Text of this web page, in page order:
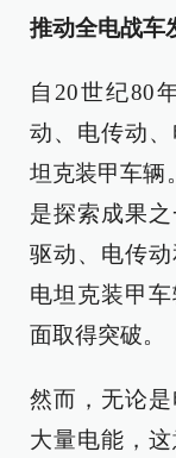
推动全电战车
自20世纪80
动、电传动
坦克装甲车辆
是探索成果
驱动、电传
电坦克装甲
面取得突破。
然而，无论
大量电能，